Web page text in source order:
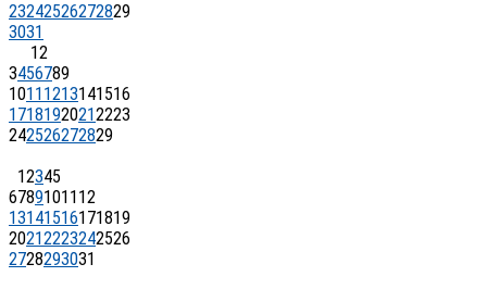
23242526272829
3031
12
3456789
1011 1213141516
17181920212223
242526272829
12345
67891011 12
13141516171819
20212223242526
2728293031